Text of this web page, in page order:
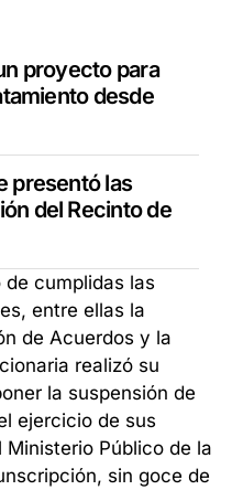
proyecto para
desde
presentó las
del Recinto de
cumplidas las
entre ellas la
de Acuerdos y la
realizó su
la suspensión de
ejercicio de sus
Público de la
sin goce de